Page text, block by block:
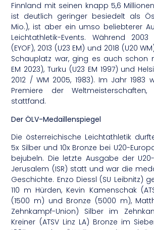
Finnland mit seinen knapp 5,6
ist deutlich geringer besiedelt als
Mio.), ist aber ein umso beliebterer
Leichtathletik-Events. Während
(EYOF), 2013 (U23 EM) und 2018 (U20
Schauplatz war, ging es auch schon
EM 2023), Turku (U23 EM 1997) und
2012 / WM 2005, 1983). Im Jahr
Premiere der
stattfand.
Der ÖLV-Medaillenspiegel
Die österreichische Leichtathletik
5x Silber und 10x Bronze bei U20-
bejubeln. Die letzte Ausgabe der
Jerusalem (ISR) statt und war die
Geschichte. Enzo Diessl (SU Leibnitz)
110 m Hürden, Kevin Kamenschak
(1500 m) und Bronze (5000 m),
Zehnkampf-Union) Silber im
Kreiner (ATSV Linz LA) Bronze im